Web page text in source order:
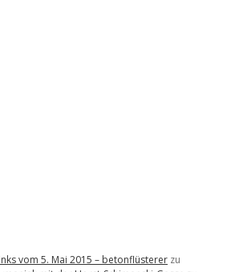
vom 5. Mai 2015 – betonflüsterer zu